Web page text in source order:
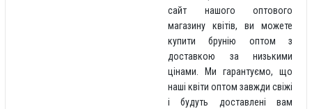
сайт нашого оптового
магазину квітів, ви можете
купити брунію оптом з
доставкою за низькими
цінами. Ми гарантуємо, що
наші квіти оптом завжди свіжі
і будуть доставлені вам